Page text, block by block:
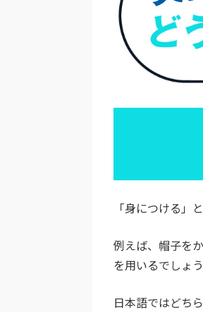
「身につける」
例えば、帽子を
を用いるでしょう
日本語ではどち